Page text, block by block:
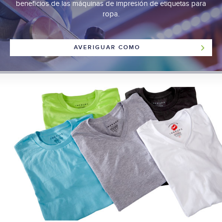
beneficios de las máquinas de impresión de etiquetas para
ropa.
AVERIGUAR COMO